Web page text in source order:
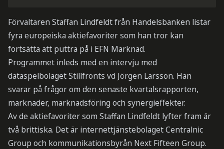
Förvaltaren Staffan Lindfeldt från Handelsbanken listar
fyra europeiska aktiefavoriter som han tror kan
fortsätta att puttra på i EFN Marknad.
Programmet inleds med en intervju med
dataspelbolaget Stillfronts vd Jörgen Larsson. Han
svarar på frågor om den senaste kvartalsrapporten,
marknader, marknadsföring och synergieffekter.
Av de aktiefavoriter som Staffan Lindfeldt lyfter fram är
två brittiska. Det är internettjänstebolaget Centralnic
Group och kommunikationsbyrån Next Fifteen Group.